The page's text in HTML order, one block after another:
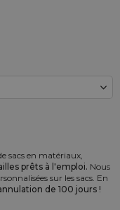
sacs en matériaux,
prêts à l'emploi. Nous
sur les sacs. En
de 100 jours !